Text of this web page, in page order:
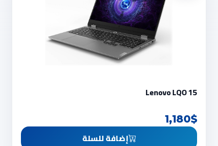
Lenovo LQO 15
1,180$
إضافة للسلة